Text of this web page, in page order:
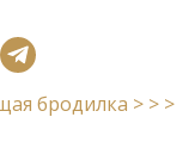
бродилка > > >